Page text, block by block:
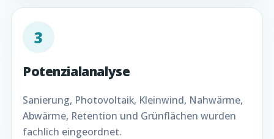
3
Potenzialanalyse
Sanierung, Photovoltaik, Kleinwind, Nahwärme,
Abwärme, Retention und Grünflächen wurden
fachlich eingeordnet.